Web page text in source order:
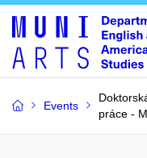
Events
práce -